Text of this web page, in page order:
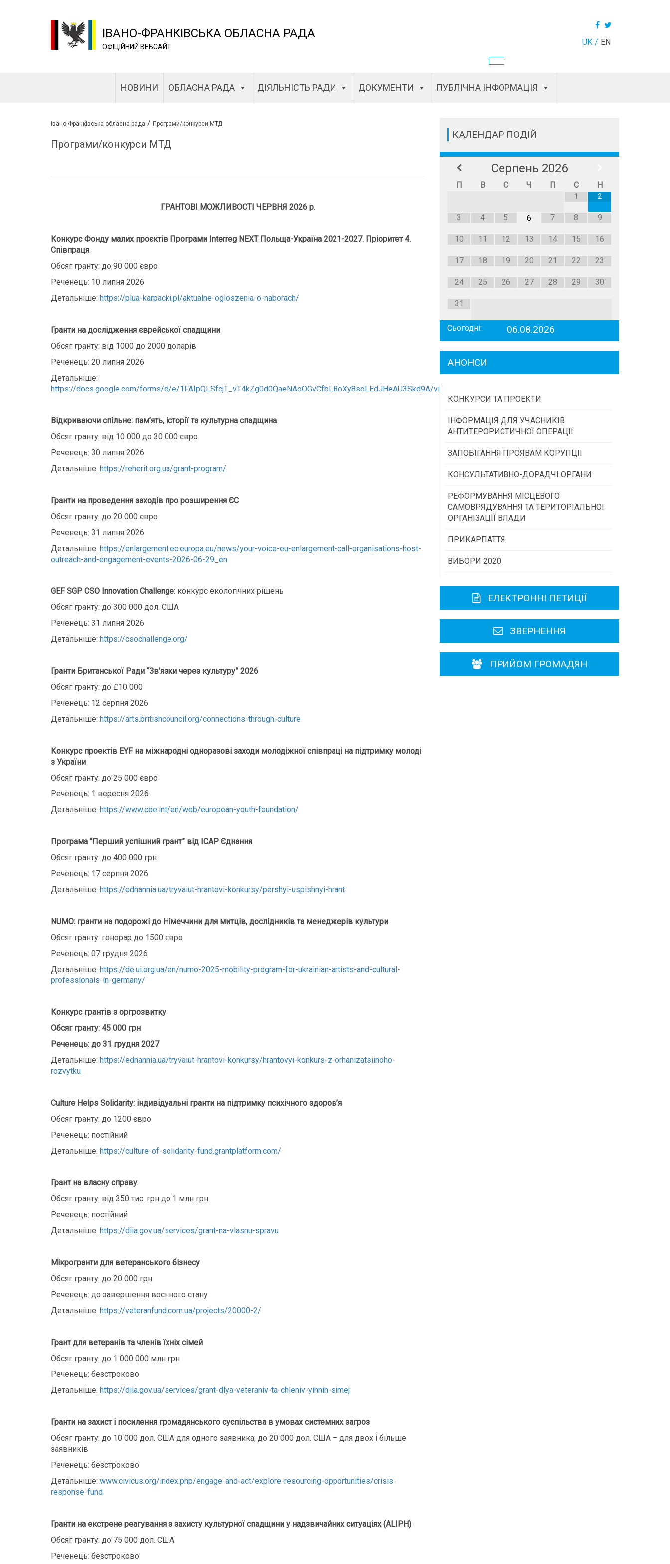
ІВАНО-ФРАНКІВСЬКА ОБЛАСНА РАДА
ОФІЦІЙНИЙ ВЕБСАЙТ UK EN
НОВИНИ ОБЛАСНА РАДА ДІЯЛЬНІСТЬ РАДИ ДОКУМЕНТИ ПУБЛІЧНА ІНФОРМАЦІЯ
Івано-Франківська обласна рада / Програми/конкурси МТД
Програми/конкурси МТД
ГРАНТОВІ МОЖЛИВОСТІ ЧЕРВНЯ 2026 р.
Конкурс Фонду малих проєктів Програми Interreg NEXT Польща-Україна 2021-2027. Пріоритет 4.
Співпраця
Обсяг гранту: до 90 000 євро
Реченець: 10 липня 2026
Детальніше: https://plua-karpacki.pl/aktualne-ogloszenia-o-naborach/
Гранти на дослідження єврейської спадщини
Обсяг гранту: від 1000 до 2000 доларів
Реченець: 20 липня 2026
Детальніше:
https://docs.google.com/forms/d/e/1FAIpQLSfcjT_vT4kZg0d0QaeNAoOGvCfbLBoXy8soLEdJHeAU3Skd9A/viewform
Відкриваючи спільне: пам’ять, історії та культурна спадщина
Обсяг гранту: від 10 000 до 30 000 євро
Реченець: 30 липня 2026
Детальніше: https://reherit.org.ua/grant-program/
Гранти на проведення заходів про розширення ЄС
Обсяг гранту: до 20 000 євро
Реченець: 31 липня 2026
Детальніше: https://enlargement.ec.europa.eu/news/your-voice-eu-enlargement-call-organisations-host-
outreach-and-engagement-events-2026-06-29_en
GEF SGP CSO Innovation Challenge: конкурс екологічних рішень
Обсяг гранту: до 300 000 дол. США
Реченець: 31 липня 2026
Детальніше: https://csochallenge.org/
Гранти Британської Ради “Зв’язки через культуру” 2026
Обсяг гранту: до £10 000
Реченець: 12 серпня 2026
Детальніше: https://arts.britishcouncil.org/connections-through-culture
Конкурс проектів EYF на міжнародні одноразові заходи молодіжної співпраці на підтримку молоді
з України
Обсяг гранту: до 25 000 євро
Реченець: 1 вересня 2026
Детальніше: https://www.coe.int/en/web/european-youth-foundation/
Програма “Перший успішний грант” від ІСАР Єднання
Обсяг гранту: до 400 000 грн
Реченець: 17 серпня 2026
Детальніше: https://ednannia.ua/tryvaiut-hrantovi-konkursy/pershyi-uspishnyi-hrant
NUMO: гранти на подорожі до Німеччини для митців, дослідників та менеджерів культури
Обсяг гранту: гонорар до 1500 євро
Реченець: 07 грудня 2026
Детальніше: https://de.ui.org.ua/en/numo-2025-mobility-program-for-ukrainian-artists-and-cultural-
professionals-in-germany/
Конкурс грантів з оргрозвитку
Обсяг гранту: 45 000 грн
Реченець: до 31 грудня 2027
Детальніше: https://ednannia.ua/tryvaiut-hrantovi-konkursy/hrantovyi-konkurs-z-orhanizatsiinoho-
rozvytku
Culture Helps Solidarity: індивідуальні гранти на підтримку психічного здоров’я
Обсяг гранту: до 1200 євро
Реченець: постійний
Детальніше: https://culture-of-solidarity-fund.grantplatform.com/
Грант на власну справу
Обсяг гранту: від 350 тис. грн до 1 млн грн
Реченець: постійний
Детальніше: https://diia.gov.ua/services/grant-na-vlasnu-spravu
Мікрогранти для ветеранського бізнесу
Обсяг гранту: до 20 000 грн
Реченець: до завершення воєнного стану
Детальніше: https://veteranfund.com.ua/projects/20000-2/
Грант для ветеранів та членів їхніх сімей
Обсяг гранту: до 1 000 000 млн грн
Реченець: безстроково
Детальніше: https://diia.gov.ua/services/grant-dlya-veteraniv-ta-chleniv-yihnih-simej
Гранти на захист і посилення громадянського суспільства в умовах системних загроз
Обсяг гранту: до 10 000 дол. США для одного заявника; до 20 000 дол. США – для двох і більше
заявників
Реченець: безстроково
Детальніше: www.civicus.org/index.php/engage-and-act/explore-resourcing-opportunities/crisis-
response-fund
Гранти на екстрене реагування з захисту культурної спадщини у надзвичайних ситуаціях (ALIPH)
Обсяг гранту: до 75 000 дол. США
Реченець: безстроково
КАЛЕНДАР ПОДІЙ
Серпень 2026
П В С Ч П С
Н
1
2
3 4 5 6 7 8 9
10 11 12 13 14 15 16
17 18 19 20 21 22 23
24 25 26 27 28 29 30
31
Сьогодні: 06.08.2026
АНОНСИ
КОНКУРСИ ТА ПРОЕКТИ
Конкурс проектів та програм місцевого
самоврядування
суспільства
Програми/конкурси МТД
ІНФОРМАЦІЯ ДЛЯ УЧАСНИКІВ
АНТИТЕРОРИСТИЧНОЇ ОПЕРАЦІЇ
ЗАПОБІГАННЯ ПРОЯВАМ КОРУПЦІЇ
КОНСУЛЬТАТИВНО-ДОРАДЧІ ОРГАНИ
Консультативна рада
РЕФОРМУВАННЯ МІСЦЕВОГО
САМОВРЯДУВАННЯ ТА ТЕРИТОРІАЛЬНОЇ
ОРГАНІЗАЦІЇ ВЛАДИ
ПРИКАРПАТТЯ
Історична довідка
Карта області
Районні, міські ради
ВИБОРИ 2020
ЕЛЕКТРОННІ ПЕТИЦІЇ
ЗВЕРНЕННЯ
ПРИЙОМ ГРОМАДЯН